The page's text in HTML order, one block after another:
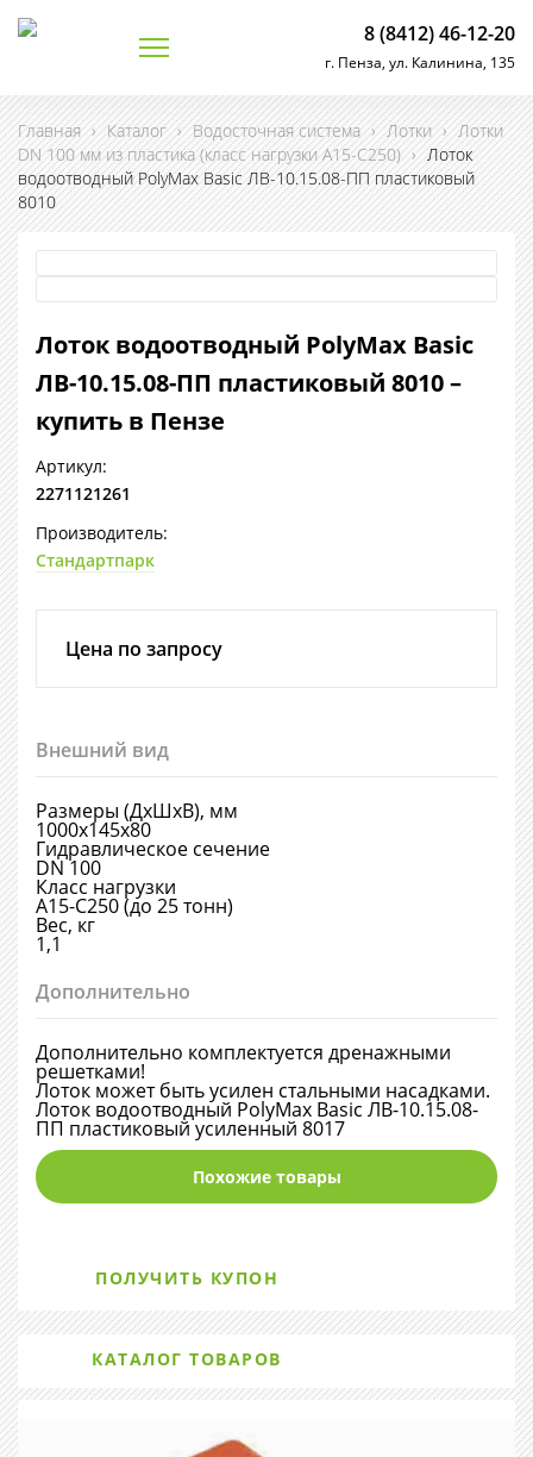
8 (8412) 46-12-20
г. Пенза, ул. Калинина, 135
Главная › Каталог › Водосточная система › Лотки › Лотки
DN 100 мм из пластика (класс нагрузки А15-С250) › Лоток
водоотводный PolyMax Basic ЛВ-10.15.08-ПП пластиковый
8010
Лоток водоотводный PolyMax Basic
ЛВ-10.15.08-ПП пластиковый 8010 –
купить в Пензе
Артикул:
2271121261
Производитель:
Стандартпарк
Цена по запросу
Внешний вид
Размеры (ДхШхВ), мм
1000х145х80
Гидравлическое сечение
DN 100
Класс нагрузки
А15-С250 (до 25 тонн)
Вес, кг
1,1
Дополнительно
Дополнительно комплектуется дренажными
решетками!
Лоток может быть усилен стальными насадками.
Лоток водоотводный PolyMax Basic ЛВ-10.15.08-
ПП пластиковый усиленный 8017
Похожие товары
ПОЛУЧИТЬ КУПОН
КАТАЛОГ ТОВАРОВ